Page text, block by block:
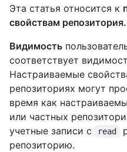
Эта статья относится к
свойствам репозитория.
Видимость
соответствует
Настраиваемые
репозиториях могут
время как
или частных
учетные записи с
read
репозиторию.